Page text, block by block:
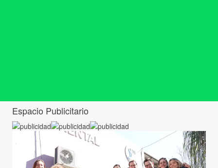
Espacio Publicitario